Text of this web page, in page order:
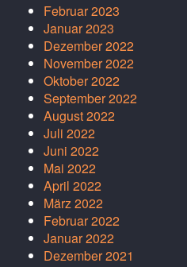
Februar 2023
Januar 2023
Dezember 2022
November 2022
Oktober 2022
September 2022
August 2022
Juli 2022
Juni 2022
Mai 2022
April 2022
März 2022
Februar 2022
Januar 2022
Dezember 2021